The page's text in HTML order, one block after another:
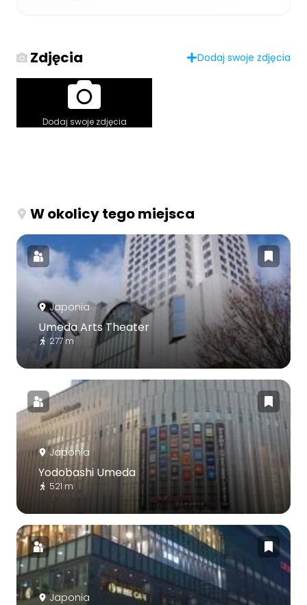
Zdjęcia Dodaj swoje zdjęcia
Dodaj swoje zdjęcia
W okolicy tego miejsca
Japonia
Umeda Arts Theater
277 m
Japonia
Yodobashi Umeda
521 m
Japonia